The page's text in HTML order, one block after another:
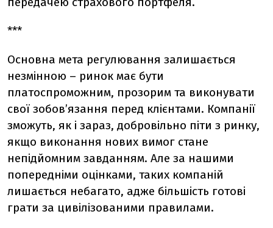
***
Основна мета регулювання залишається
незмінною – ринок має бути
платоспроможним, прозорим та виконувати
свої зобов’язання перед клієнтами. Компанії
зможуть, як і зараз, добровільно піти з ринку,
якщо виконання нових вимог стане
непідйомним завданням. Але за нашими
попередніми оцінками, таких компаній
лишається небагато, адже більшість готові
грати за цивілізованими правилами.